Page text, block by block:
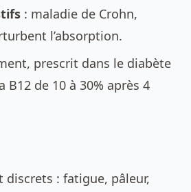
: maladie de Crohn,
l’absorption.
prescrit dans le diabète
de 10 à 30% après 4
discrets : fatigue, pâleur,